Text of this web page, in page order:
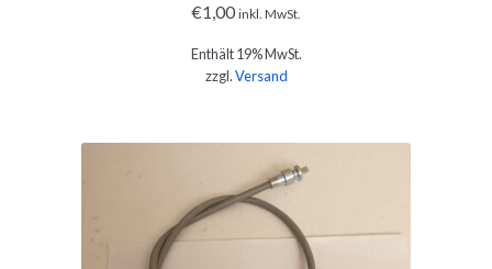
€1,00 inkl. MwSt.
Enthält 19% MwSt.
zzgl.Versand